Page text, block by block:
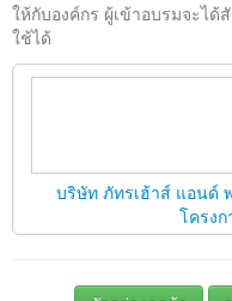
ให้กับองค์กร ผู้เข้าอบรมจะไ
ใช้ได้
บริษัท ภัทรเฮ้าส์ แอนด์
โครง